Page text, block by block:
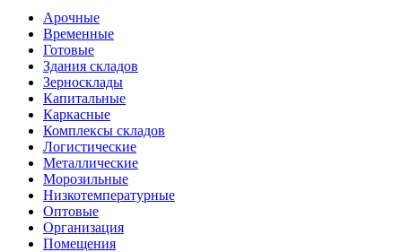
Арочные
Временные
Готовые
Здания складов
Зерносклады
Капитальные
Каркасные
Комплексы складов
Логистические
Металлические
Морозильные
Низкотемпературные
Оптовые
Организация
Помещения